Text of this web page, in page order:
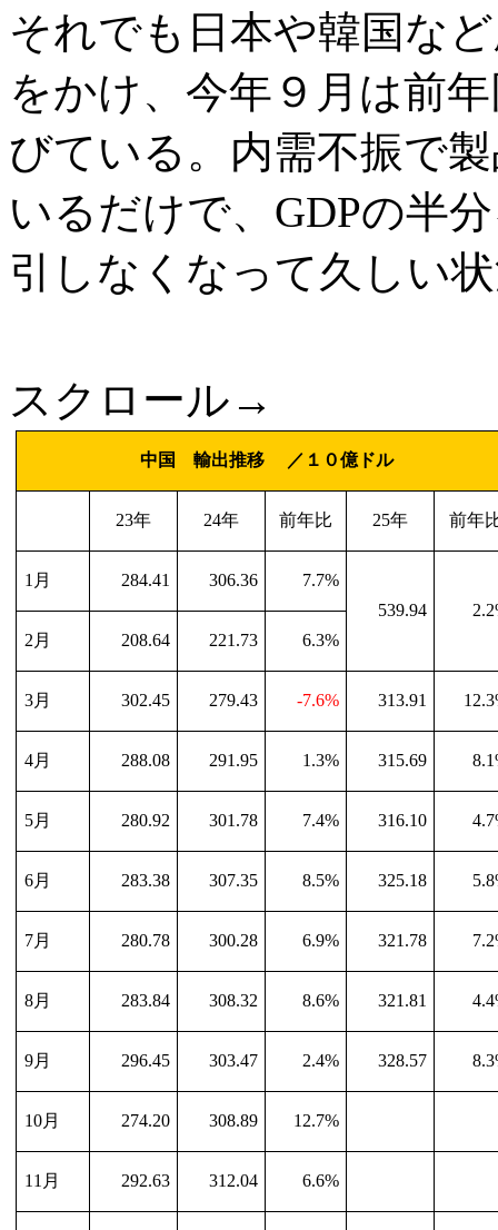
それでも日本や韓国な
をかけ、今年９月は前
びている。内需不振で
いるだけで、GDPの半
引しなくなって久しい
スクロール→
中国 輸出推移 ／１０億ドル
23年 24年 前年比 25年 前年
1 月 284.41 306.36
7.7%
539.94
2 月 208.64 221.73 6.3%
3月 302.45 279.43 -7.6% 313.91
4月 288.08 291.95 1.3% 315.69
5月 280.92 301.78 7.4% 316.10
6月 283.38 307.35 8.5% 325.18
7月 280.78 300.28 6.9% 321.78
8月 283.84 308.32 8.6% 321.81
9月 296.45 303.47 2.4% 328.57
10月 274.20 308.89 12.7%
11 月 292.63 312.04 6.6%